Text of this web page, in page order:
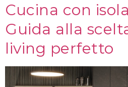
Cucina con
Guida alla
living perfetto